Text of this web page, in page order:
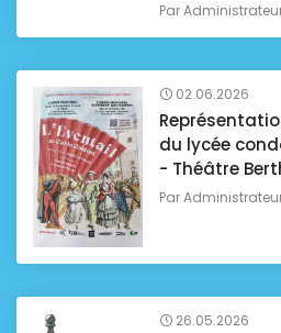
Par
02.06.2026
du lycée
- Théâtre
Par
26.05.2026